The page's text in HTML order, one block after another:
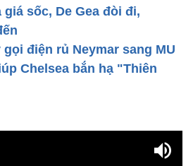
sốc, De Gea đòi đi,
điện rủ Neymar sang MU
Chelsea bắn hạ "Thiên